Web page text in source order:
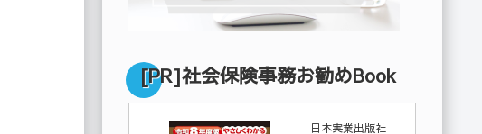
[PR]社会保険事務お勧めBook
日本実業出版社